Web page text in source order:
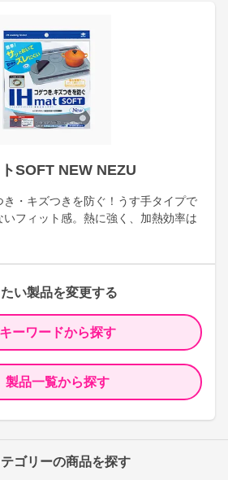
SOFT NEW NEZU
き・キズつきを防ぐ！うす手タイプで
フィット感。熱に強く、加熱効率は
い製品を変更する
キーワードから探す
製品一覧から探す
ゴリーの商品を探す